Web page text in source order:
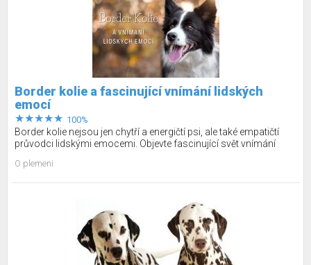
Border kolie a fascinující vnímání lidských
emocí
100%
Border kolie nejsou jen chytří a energičtí psi, ale také empatičtí
průvodci lidskými emocemi. Objevte fascinující svět vnímání
pracích a přátelství.
O plemeni